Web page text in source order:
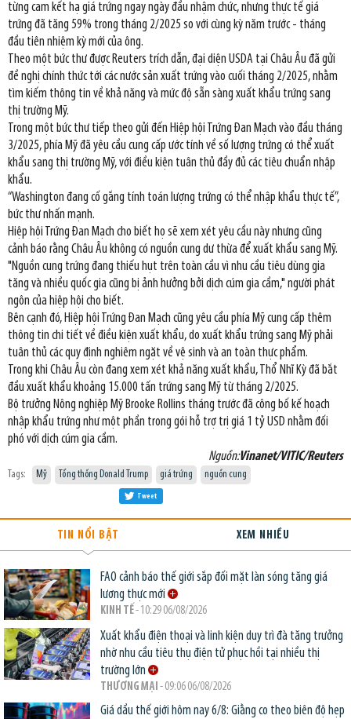
từng cam kết hạ giá trứng ngay ngày đầu nhậm chức, nhưng thực tế giá
trứng đã tăng 59% trong tháng 2/2025 so với cùng kỳ năm trước - tháng
đầu tiên nhiệm kỳ mới của ông.
Theo một bức thư được Reuters trích dẫn, đại diện USDA tại Châu Âu đã gửi
đề nghị chính thức tới các nước sản xuất trứng vào cuối tháng 2/2025, nhằm
tìm kiếm thông tin về khả năng và mức độ sẵn sàng xuất khẩu trứng sang
thị trường Mỹ.
Trong một bức thư tiếp theo gửi đến Hiệp hội Trứng Đan Mạch vào đầu tháng
3/2025, phía Mỹ đã yêu cầu cung cấp ước tính về số lượng trứng có thể xuất
khẩu sang thị trường Mỹ, với điều kiện tuân thủ đầy đủ các tiêu chuẩn nhập
khẩu.
“Washington đang cố gắng tính toán lượng trứng có thể nhập khẩu thực tế”,
bức thư nhấn mạnh.
Hiệp hội Trứng Đan Mạch cho biết họ sẽ xem xét yêu cầu này nhưng cũng
cảnh báo rằng Châu Âu không có nguồn cung dư thừa để xuất khẩu sang Mỹ.
"Nguồn cung trứng đang thiếu hụt trên toàn cầu vì nhu cầu tiêu dùng gia
tăng và nhiều quốc gia cũng bị ảnh hưởng bởi dịch cúm gia cầm," người phát
ngôn của hiệp hội cho biết.
Bên cạnh đó, Hiệp hội Trứng Đan Mạch cũng yêu cầu phía Mỹ cung cấp thêm
thông tin chi tiết về điều kiện xuất khẩu, do xuất khẩu trứng sang Mỹ phải
tuân thủ các quy định nghiêm ngặt về vệ sinh và an toàn thực phẩm.
Trong khi Châu Âu còn đang xem xét khả năng xuất khẩu, Thổ Nhĩ Kỳ đã bắt
đầu xuất khẩu khoảng 15.000 tấn trứng sang Mỹ từ tháng 2/2025.
Bộ trưởng Nông nghiệp Mỹ Brooke Rollins tháng trước đã công bố kế hoạch
nhập khẩu trứng như một phần trong gói hỗ trợ trị giá 1 tỷ USD nhằm đối
phó với dịch cúm gia cầm.
Nguồn:Vinanet/VITIC/Reuters
Tags: Mỹ Tổng thống Donald Trump giá trứng nguồn cung
Tweet
TIN NỔI BẬT XEM NHIỀU
FAO cảnh báo thế giới sắp đối mặt làn sóng tăng giá
lương thực mới
KINH TẾ- 10:29 06/08/2026
Xuất khẩu điện thoại và linh kiện duy trì đà tăng trưởng
nhờ nhu cầu tiêu thụ điện tử phục hồi tại nhiều thị
trường lớn
THƯƠNG MẠI - 09:06 06/08/2026
Giá dầu thế giới hôm nay 6/8: Giằng co theo biên độ hẹp